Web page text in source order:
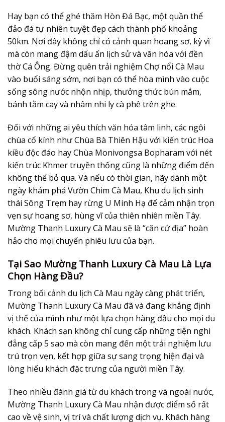
Hay bạn có thể ghé thăm Hòn Đá Bạc, một quần thể
đảo đá tự nhiên tuyệt đẹp cách thành phố khoảng
50km. Nơi đây không chỉ có cảnh quan hoang sơ, kỳ vĩ
mà còn mang đậm dấu ấn lịch sử và văn hóa với đền
thờ Cá Ông. Đừng quên trải nghiệm Chợ nổi Cà Mau
vào buổi sáng sớm, nơi bạn có thể hòa mình vào cuộc
sống sông nước nhộn nhịp, thưởng thức bún mắm,
bánh tằm cay và nhâm nhi ly cà phê trên ghe.
Đối với những ai yêu thích văn hóa tâm linh, các ngôi
chùa cổ kính như Chùa Bà Thiên Hậu với kiến trúc Hoa
kiều độc đáo hay Chùa Monivongsa Bopharam với nét
kiến trúc Khmer truyền thống cũng là những điểm đến
không thể bỏ qua. Và nếu có thời gian, hãy dành một
ngày khám phá Vườn Chim Cà Mau, Khu du lịch sinh
thái Sông Trẹm hay rừng U Minh Hạ để cảm nhận trọn
vẹn sự hoang sơ, hùng vĩ của thiên nhiên miền Tây.
Mường Thanh Luxury Cà Mau sẽ là “căn cứ địa” hoàn
hảo cho mọi chuyến phiêu lưu của bạn.
Tại Sao Mường Thanh Luxury Cà Mau Là Lựa
Chọn Hàng Đầu?
Trong bối cảnh du lịch Cà Mau ngày càng phát triển,
Mường Thanh Luxury Cà Mau đã và đang khẳng định
vị thế của mình như một lựa chọn hàng đầu cho mọi du
khách. Khách sạn không chỉ cung cấp những tiện nghi
đẳng cấp 5 sao mà còn mang đến một trải nghiệm lưu
trú trọn vẹn, kết hợp giữa sự sang trọng hiện đại và
lòng hiếu khách đặc trưng của người miền Tây.
Theo nhiều đánh giá từ du khách trong và ngoài nước,
Mường Thanh Luxury Cà Mau nhận được điểm số rất
cao về vệ sinh, vị trí và chất lượng dịch vụ. Khách hàng